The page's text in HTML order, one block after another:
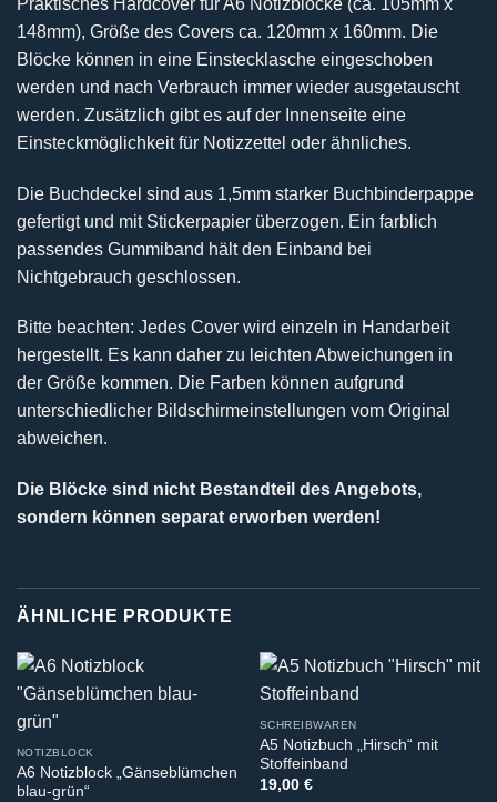
148mm), Größe des Covers ca. 120mm x 160mm. Die
Blöcke können in eine Einstecklasche eingeschoben
werden und nach Verbrauch immer wieder ausgetauscht
werden. Zusätzlich gibt es auf der Innenseite eine
Einsteckmöglichkeit für Notizzettel oder ähnliches.
Die Buchdeckel sind aus 1,5mm starker Buchbinderpappe
gefertigt und mit Stickerpapier überzogen. Ein farblich
passendes Gummiband hält den Einband bei
Nichtgebrauch geschlossen.
Bitte beachten: Jedes Cover wird einzeln in Handarbeit
hergestellt. Es kann daher zu leichten Abweichungen in
der Größe kommen. Die Farben können aufgrund
unterschiedlicher Bildschirmeinstellungen vom Original
abweichen.
Die Blöcke sind nicht Bestandteil des Angebots,
sondern können separat erworben werden!
ÄHNLICHE PRODUKTE
NOTIZBLOCK
A6 Notizblock „Gänseblümchen
blau-grün“
SCHREIBWAREN
A5 Notizbuch „Hirsch“ mit
Stoffeinband
19,00 €